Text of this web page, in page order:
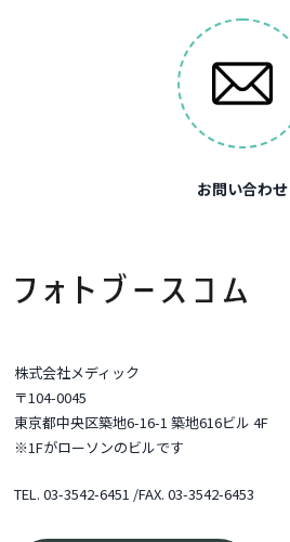
お問い合わせ
株式会社メディック
〒104-0045
東京都中央区築地6-16-1 築地616ビル 4F
※1Fがローソンのビルです
TEL.03-3542-6451 /FAX. 03-3542-6453